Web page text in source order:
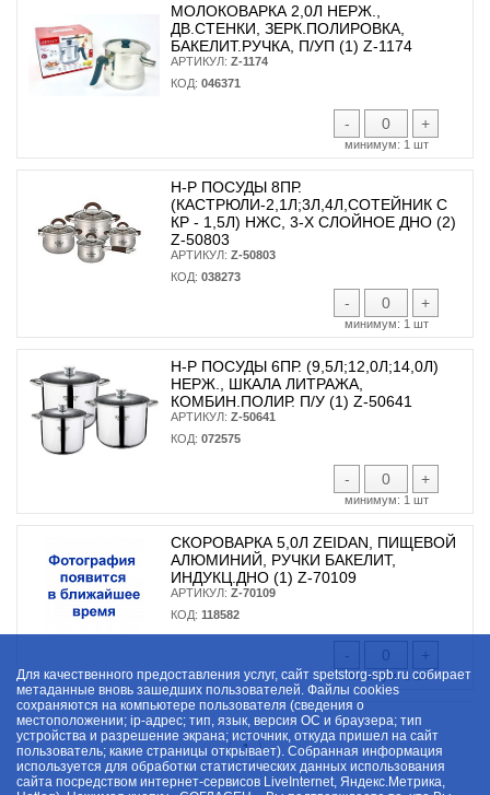
МОЛОКОВАРКА 2,0Л НЕРЖ.,
ДВ.СТЕНКИ, ЗЕРК.ПОЛИРОВКА,
БАКЕЛИТ.РУЧКА, П/УП (1) Z-1174
АРТИКУЛ: Z-1174
КОД: 046371
- +
минимум: 1 шт
Н-Р ПОСУДЫ 8ПР.
(КАСТРЮЛИ-2,1Л;3Л,4Л,СОТЕЙНИК С
КР - 1,5Л) НЖС, 3-Х СЛОЙНОЕ ДНО (2)
Z-50803
АРТИКУЛ: Z-50803
КОД: 038273
- +
минимум: 1 шт
Н-Р ПОСУДЫ 6ПР. (9,5Л;12,0Л;14,0Л)
НЕРЖ., ШКАЛА ЛИТРАЖА,
КОМБИН.ПОЛИР. П/У (1) Z-50641
АРТИКУЛ: Z-50641
КОД: 072575
- +
минимум: 1 шт
СКОРОВАРКА 5,0Л ZEIDAN, ПИЩЕВОЙ
АЛЮМИНИЙ, РУЧКИ БАКЕЛИТ,
ИНДУКЦ.ДНО (1) Z-70109
АРТИКУЛ: Z-70109
КОД: 118582
- +
минимум:1 шт
1
Для качественного предоставления услуг, сайт spetstorg-spb.ru собирает
метаданные вновь зашедших пользователей. Файлы cookies
сохраняются на компьютере пользователя (сведения о
местоположении; ip-адрес; тип, язык, версия ОС и браузера; тип
устройства и разрешение экрана; источник, откуда пришел на сайт
пользователь; какие страницы открывает). Собранная информация
используется для обработки статистических данных использования
сайта посредством интернет-сервисов LiveInternet, Яндекс.Метрика,